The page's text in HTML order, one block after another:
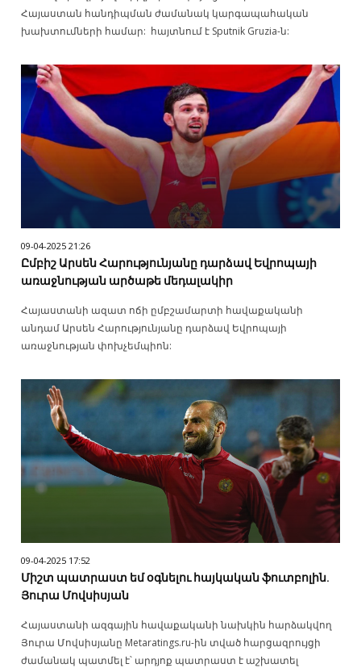
Հայաստան հանդիպման ժամանակ կարգապահական
խախտումների համար: հայտնում է Sputnik Gruzia-ն:
09-04-2025 21:26
Ըմբիշ Արսեն Հարությունյանը դարձավ Եվրոպայի
առաջնության արծաթե մեդալակիր
Հայաստանի ազատ ոճի ըմբշամարտի հավաքականի
անդամ Արսեն Հարությունյանը դարձավ Եվրոպայի
առաջնության փոխչեմպիոն:
09-04-2025 17:52
Միշտ պատրաստ եմ օգնելու հայկական ֆուտբոլին.
Յուրա Մովսիսյան
Հայաստանի ազգային հավաքականի նախկին հարձակվող
Յուրա Մովսիսյանը Metaratings.ru-ին տված հարցազրույցի
ժամանակ պատմել է՝ արդյոք պատրաստ է աշխատել